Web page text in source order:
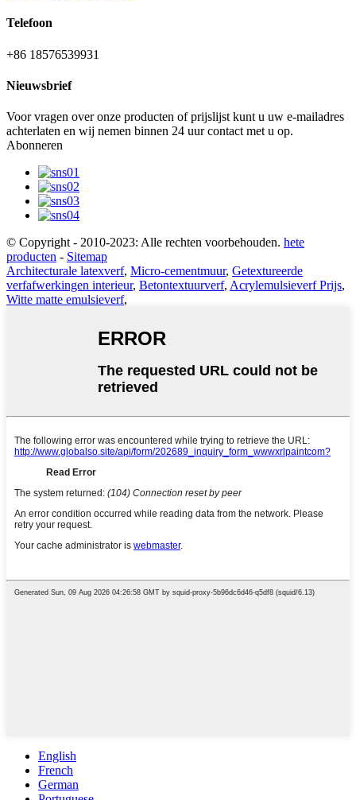
Telefoon
+86 18576539931
Nieuwsbrief
Voor vragen over onze producten of prijslijst kunt u uw e-mailadres
achterlaten en wij nemen binnen 24 uur contact met u op.
Abonneren
© Copyright - 2010-2023: Alle rechten voorbehouden. hete
producten - Sitemap
Architecturale latexverf, Micro-cementmuur, Getextureerde
verfafwerkingen interieur, Betontextuurverf, Acrylemulsieverf Prijs,
Witte matte emulsieverf,
English
French
German